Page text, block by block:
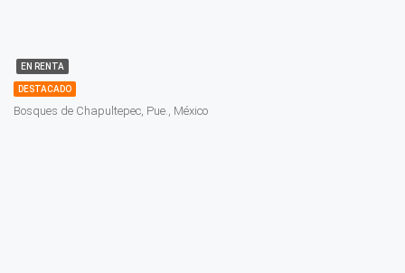
EN RENTA
DESTACADO
Bosques de Chapultepec, Pue., México